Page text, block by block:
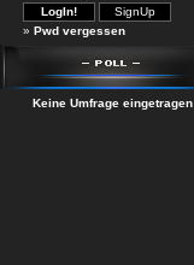
» Pwd vergessen
Keine Umfrage eingetragen